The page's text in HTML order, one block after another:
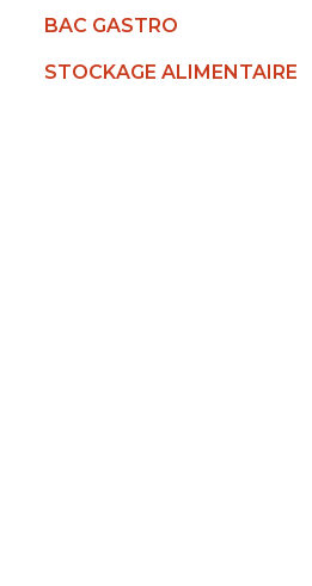
BAC GASTRO
STOCKAGE ALIMENTAIRE